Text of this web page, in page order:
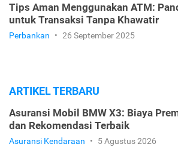
Tips Aman Menggunakan ATM:
untuk Transaksi Tanpa Khawatir
Perbankan • 26 September 2025
ARTIKEL TERBARU
Asuransi Mobil BMW X3: Biaya
dan Rekomendasi Terbaik
Asuransi Kendaraan • 5 Agustus 2026